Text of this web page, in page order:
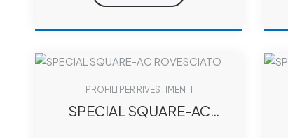
PROFILI PER RIVESTIMENTI
SPECIAL SQUARE-AC